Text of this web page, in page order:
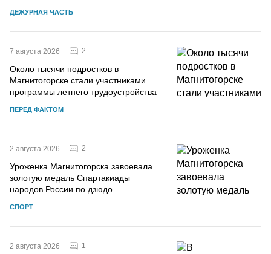
ДЕЖУРНАЯ ЧАСТЬ
7 августа 2026 2
Около тысячи подростков в
Магнитогорске стали участниками
программы летнего трудоустройства
ПЕРЕД ФАКТОМ
2 августа 2026 2
Уроженка Магнитогорска завоевала
золотую медаль Спартакиады
народов России по дзюдо
СПОРТ
2 августа 2026 1